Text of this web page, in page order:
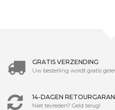
GRATIS VERZENDING
Uw bestelling wordt gratis
14-DAGEN
Niet tevreden? Geld terug!